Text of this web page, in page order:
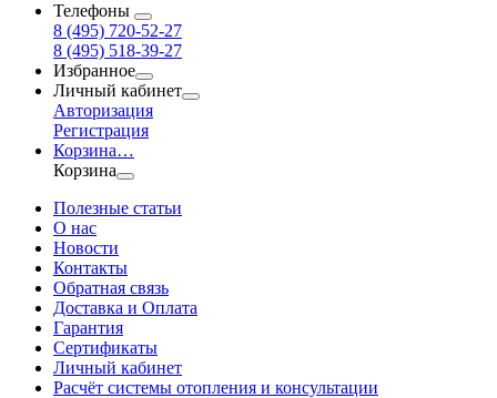
Телефоны
8 (495) 720-52-27
8 (495) 518-39-27
Избранное
Личный кабинет
Авторизация
Регистрация
Корзина…
Корзина
Полезные статьи
О нас
Новости
Контакты
Обратная связь
Доставка и Оплата
Гарантия
Сертификаты
Личный кабинет
Расчёт системы отопления и консультации